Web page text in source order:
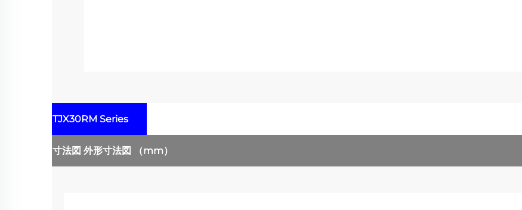
TJX30RM Series
寸法図 外形寸法図 （mm）